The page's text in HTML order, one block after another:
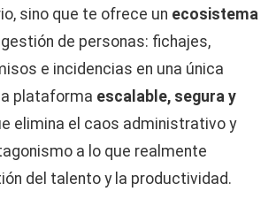
sino que te ofrece un ecosistema
de personas: fichajes,
e incidencias en una única
plataforma escalable, segura y
elimina el caos administrativo y
a lo que realmente
del talento y la productividad.